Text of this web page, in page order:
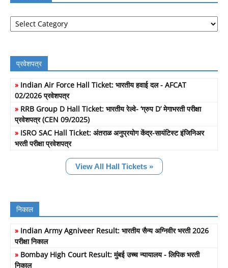
Job
Filter
प्रवेशपत्र
» Indian Air Force Hall Ticket: भारतीय हवाई दल - AFCAT
02/2026 प्रवेशपत्र
» RRB Group D Hall Ticket: भारतीय रेल्वे- ‘ग्रुप D’ मेगाभरती परीक्षा
प्रवेशपत्र (CEN 09/2025)
» ISRO SAC Hall Ticket: अंतराळ अनुप्रयोग केंद्र-सायंटिस्ट इंजिनिअर
भरती परीक्षा प्रवेशपत्र
View All Hall Tickets »
निकाल
» Indian Army Agniveer Result: भारतीय सैन्य अग्निवीर भरती 2026
परीक्षा निकाल
» Bombay High Court Result: मुंबई उच्च न्यायालय - लिपिक भरती
निकाल